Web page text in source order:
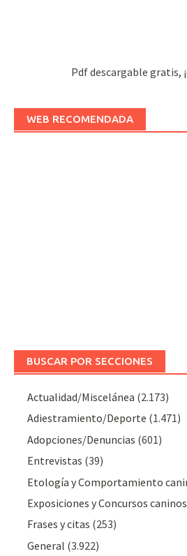
Pdf descargable gratis,
WEB RECOMENDADA
BUSCAR POR SECCIONES
Actualidad/Miscelánea (2.173)
Adiestramiento/Deporte (1.471)
Adopciones/Denuncias (601)
Entrevistas (39)
Etología y Comportamiento
Exposiciones y Concursos caninos
Frases y citas (253)
General (3.922)